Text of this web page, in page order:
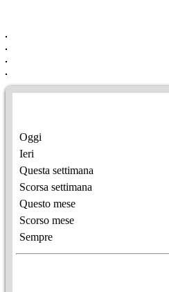
Oggi
Ieri
Questa settimana
Scorsa settimana
Questo mese
Scorso mese
Sempre